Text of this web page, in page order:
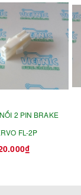
2 PIN BRAKE
FL-2P